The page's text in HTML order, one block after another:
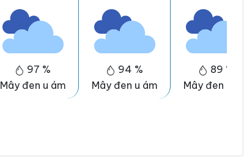
97 %
Mây đen u ám
94 %
Mây đen u ám
89 %
Mây đen u ám